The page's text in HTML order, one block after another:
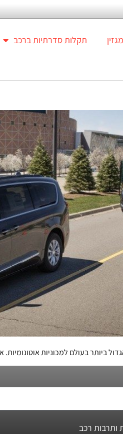
תקלות סדרתיות ברכב
ביותר בעולם למכוניות אוטונומיות.
ותרבות רכב